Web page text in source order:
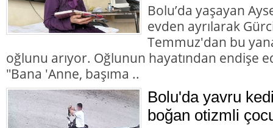
Bolu’da yaşayan
evden ayrılarak
Temmuz'dan bu
oğlunu arıyor. Oğlunun hayatından endişe
"Bana 'Anne, başıma ..
Bolu'da yavru
boğan otizmli